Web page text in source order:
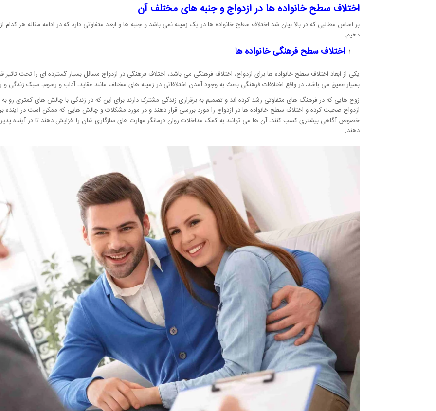
اختلاف سطح خانواده ها در ازدواج و جنبه های مختلف آن
بر اساس مطالبی که در بالا بیان شد اختلاف سطح خانواده ها در یک زمینه نمی باشد و جنبه ها و ابعاد متفاوتی دارد که در ادامه مقاله هر
دهیم.
اختلاف سطح فرهنگی خانواده ها
یکی از ابعاد اختلاف سطح خانواده ها برای ازدواج، اختلاف فرهنگی می باشد، اختلاف فرهنگی در ازدواج مسائل بسیار گسترده ای را تحت
بسیار عمیق می باشد، در واقع اختلافات فرهنگی باعث به وجود آمدن اختلافاتی در زمینه های مختلف مانند عقاید، آداب و رسوم، سبک
زوج هایی که در فرهنگ های متفاوتی رشد کرده اند و تصمیم به برقراری زندگی مشترک دارند برای این که در زندگی با چالش های کمتری رو به
ازدواج صحبت کرده و اختلاف سطح خانواده ها در ازدواج را مورد بررسی قرار دهند و در مورد مشکلات و چالش هایی که ممکن است در آینده
خصوص آگاهی بیشتری کسب کنند، آن ها می توانند به کمک مداخلات روان درمانگر مهارت های سازگاری شان را افزایش دهند تا در آینده
دهند.